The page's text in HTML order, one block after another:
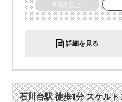
50坪以上
詳細を見る
石川台駅 徒歩1分 スケル